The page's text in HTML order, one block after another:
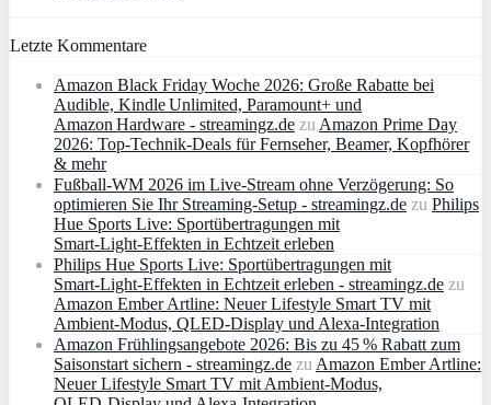
Letzte Kommentare
Amazon Black Friday Woche 2026: Große Rabatte bei
Audible, Kindle Unlimited, Paramount+ und
Amazon Hardware - streamingz.de zuAmazon Prime Day
2026: Top-Technik-Deals für Fernseher, Beamer, Kopfhörer
& mehr
Fußball-WM 2026 im Live-Stream ohne Verzögerung: So
optimieren Sie Ihr Streaming-Setup - streamingz.de zu Philips
Hue Sports Live: Sportübertragungen mit
Smart‑Light‑Effekten in Echtzeit erleben
Philips Hue Sports Live: Sportübertragungen mit
Smart‑Light‑Effekten in Echtzeit erleben - streamingz.de zu
Amazon Ember Artline: Neuer Lifestyle Smart TV mit
Ambient‑Modus, QLED‑Display und Alexa‑Integration
Amazon Frühlingsangebote 2026: Bis zu 45 % Rabatt zum
Saisonstart sichern - streamingz.de zuAmazon Ember Artline:
Neuer Lifestyle Smart TV mit Ambient‑Modus,